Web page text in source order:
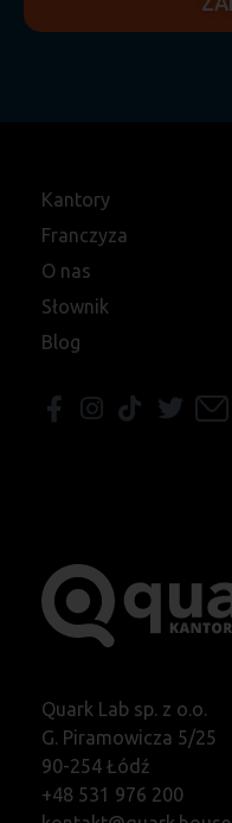
Kantory
Franczyza
O nas
Słownik
Blog
Quark Lab sp. z o.o.
G. Piramowicza 5/25
90-254 Łódź
+48 531 976 200